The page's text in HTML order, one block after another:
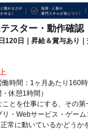
スター・動作確認
120日｜昇給＆賞与あり
時間：1ヶ月あたり160
休憩1時間）
とを仕事にする、その第
リ・Webサービス・ゲー
常に動いているかどうか